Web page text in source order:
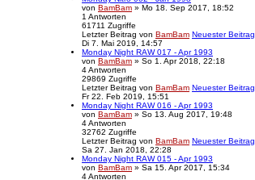
von BamBam » Mo 18. Sep 2017, 18:52
1 Antworten
61711 Zugriffe
Letzter Beitrag von BamBam Neuester Beitrag
Di 7. Mai 2019, 14:57
Monday Night RAW 017 - Apr 1993
von BamBam » So 1. Apr 2018, 22:18
4Antworten
29869 Zugriffe
Letzter Beitrag von BamBam Neuester Beitrag
Fr 22. Feb 2019, 15:51
Monday Night RAW 016 - Apr 1993
von BamBam » So 13. Aug 2017, 19:48
4Antworten
32762 Zugriffe
Letzter Beitrag von BamBam Neuester Beitrag
Sa 27. Jan 2018, 22:28
Monday Night RAW 015 - Apr 1993
von BamBam » Sa 15. Apr 2017, 15:34
4Antworten